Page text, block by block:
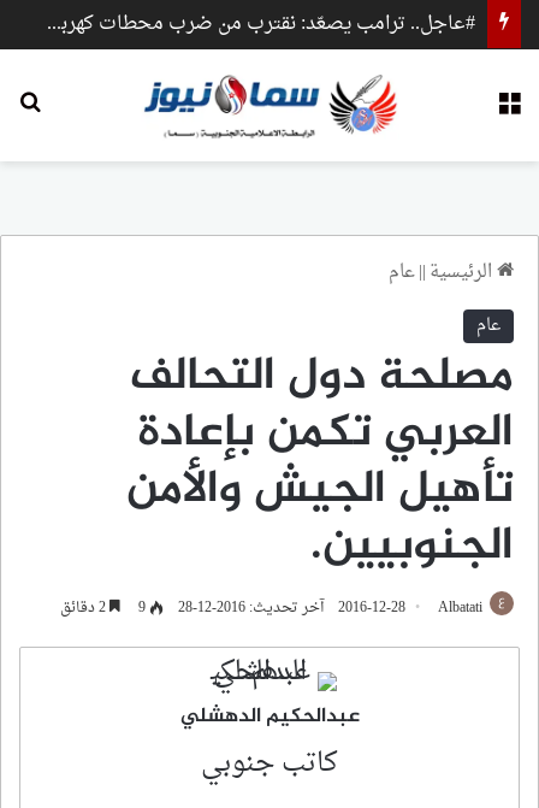
#عاجل.. ترامب يصعّد: نقترب من ضرب محطات كهرباء وجسور داخل إيران
الرئيسية||عام
عام
مصلحة دول التحالف
العربي تكمن بإعادة
تأهيل الجيش والأمن
الجنوبيين.
Albatati
2016-12-28 آخر تحديث: 2016-12-28 9
عبدالحكيم الدهشلي
كاتب جنوبي